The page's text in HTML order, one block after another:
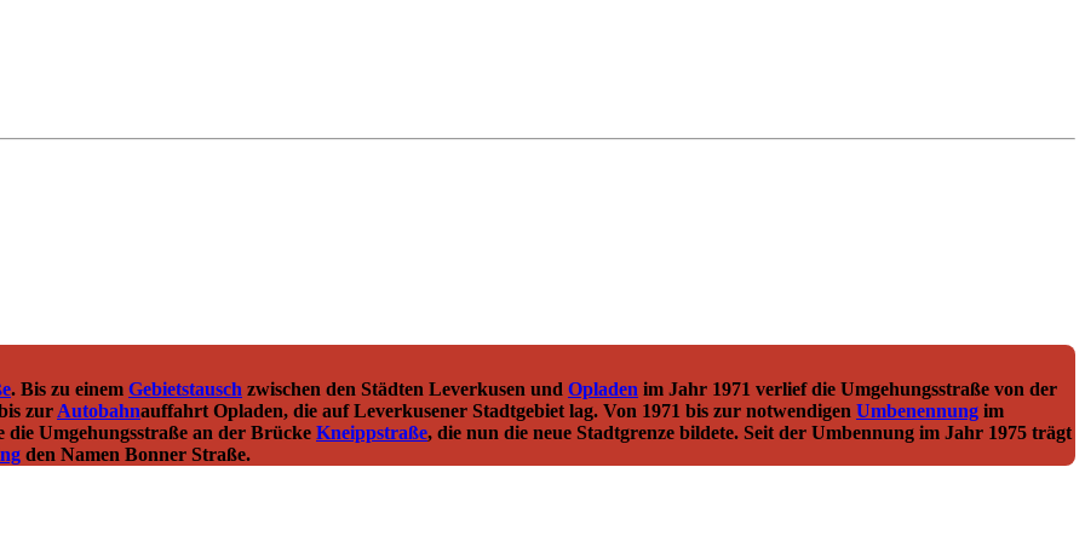
. Bis zu einem Gebietstausch zwischen den Städten Leverkusen und Opladen im Jahr 1971 verlief die Umgehungsstraße von der
zur Autobahnauffahrt Opladen, die auf Leverkusener Stadtgebiet lag. Von 1971 bis zur notwendigen Umbenennung im
die Umgehungsstraße an der Brücke Kneippstraße, die nun die neue Stadtgrenze bildete. Seit der Umbennung im Jahr 1975 trägt
den Namen Bonner Straße.